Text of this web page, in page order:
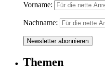
Vorname:
Nachname:
Themen